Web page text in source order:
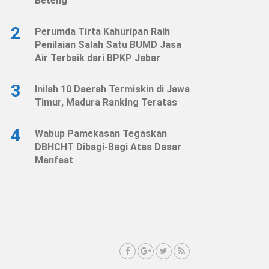
2
Perumda Tirta Kahuripan Raih
Penilaian Salah Satu BUMD Jasa
Air Terbaik dari BPKP Jabar
3
Inilah 10 Daerah Termiskin di Jawa
Timur, Madura Ranking Teratas
4
Wabup Pamekasan Tegaskan
DBHCHT Dibagi-Bagi Atas Dasar
Manfaat